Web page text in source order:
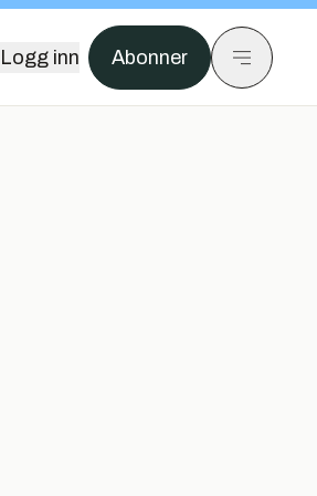
Logg inn Abonner